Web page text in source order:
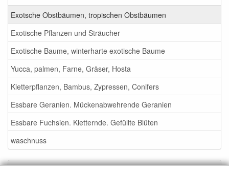
Exotsche Obstbäumen, tropischen Obstbäumen
Exotische Pflanzen und Sträucher
Exotische Baume, winterharte exotische Baume
Yucca, palmen, Farne, Gräser, Hosta
Kletterpflanzen, Bambus, Zypressen, Conifers
Essbare Geranien. Mückenabwehrende Geranien
Essbare Fuchsien. Kletternde. Gefüllte Blüten
waschnuss